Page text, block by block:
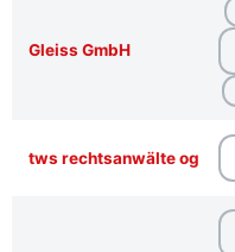
Gleiss GmbH
tws rechtsanwälte og